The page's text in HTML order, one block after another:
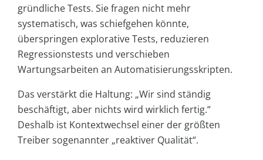
gründliche Tests. Sie fragen nicht mehr
systematisch, was schiefgehen könnte,
überspringen explorative Tests, reduzieren
Regressionstests und verschieben
Wartungsarbeiten an Automatisierungsskripten.
Das verstärkt die Haltung: „Wir sind ständig
beschäftigt, aber nichts wird wirklich fertig.“
Deshalb ist Kontextwechsel einer der größten
Treiber sogenannter „reaktiver Qualität“.